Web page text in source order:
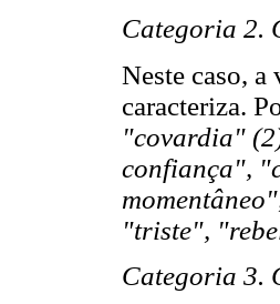
Categoria 2.
Neste caso,
caracteriza.
"covardia"
confiança",
"triste",
Categoria 3.